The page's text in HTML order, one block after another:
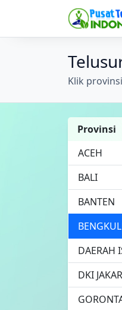
Klik
Provinsi
ACEH
BALI
BANTEN
DAERAH
DKI